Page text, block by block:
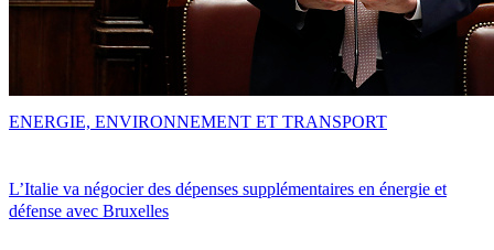
L’Italie va négocier des dépenses supplémentaires en énergie et
défense avec Bruxelles
ENERGIE, ENVIRONNEMENT ET TRANSPORT